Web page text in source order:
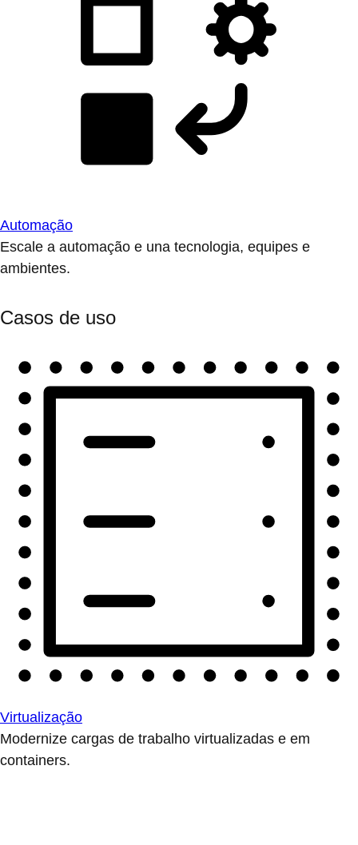
Automação
Escale a automação e una tecnologia, equipes e
ambientes.
Casos de uso
Virtualização
Modernize cargas de trabalho virtualizadas e em
containers.